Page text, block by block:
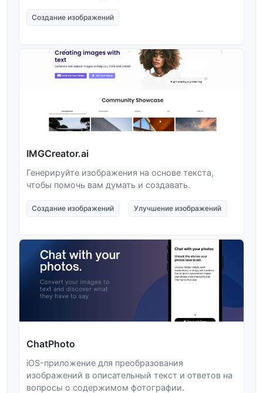
Создание изображений
IMGCreator.ai
Генерируйте изображения на основе текста,
чтобы помочь вам думать и создавать.
Создание изображений Улучшение изображений
ChatPhoto
iOS-приложение для преобразования
изображений в описательный текст и ответов на
вопросы о содержимом фотографии.